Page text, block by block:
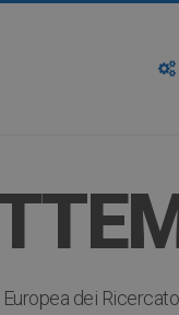
dei